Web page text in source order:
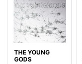
THE YOUNG
GODS